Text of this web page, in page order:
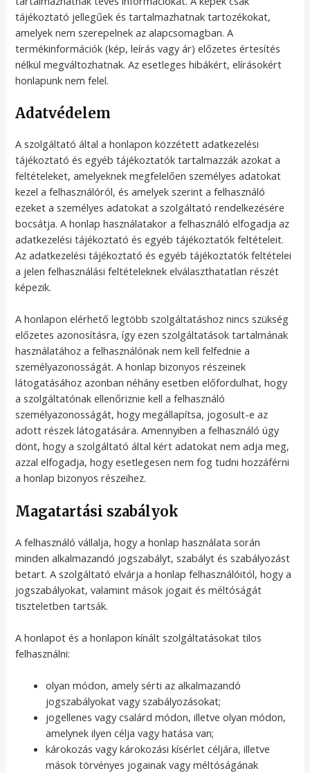
tájékoztató jellegűek és tartalmazhatnak tartozékokat,
amelyek nem szerepelnek az alapcsomagban. A
termékinformációk (kép, leírás vagy ár) előzetes értesítés
nélkül megváltozhatnak. Az esetleges hibákért, elírásokért
honlapunk nem felel.
Adatvédelem
A szolgáltató által a honlapon közzétett adatkezelési
tájékoztató és egyéb tájékoztatók tartalmazzák azokat a
feltételeket, amelyeknek megfelelően személyes adatokat
kezel a felhasználóról, és amelyek szerint a felhasználó
ezeket a személyes adatokat a szolgáltató rendelkezésére
bocsátja. A honlap használatakor a felhasználó elfogadja az
adatkezelési tájékoztató és egyéb tájékoztatók feltételeit.
Az adatkezelési tájékoztató és egyéb tájékoztatók feltételei
a jelen felhasználási feltételeknek elválaszthatatlan részét
képezik.
A honlapon elérhető legtöbb szolgáltatáshoz nincs szükség
előzetes azonosításra, így ezen szolgáltatások tartalmának
használatához a felhasználónak nem kell felfednie a
személyazonosságát. A honlap bizonyos részeinek
látogatásához azonban néhány esetben előfordulhat, hogy
a szolgáltatónak ellenőriznie kell a felhasználó
személyazonosságát, hogy megállapítsa, jogosult-e az
adott részek látogatására. Amennyiben a felhasználó úgy
dönt, hogy a szolgáltató által kért adatokat nem adja meg,
azzal elfogadja, hogy esetlegesen nem fog tudni hozzáférni
a honlap bizonyos részeihez.
Magatartási szabályok
A felhasználó vállalja, hogy a honlap használata során
minden alkalmazandó jogszabályt, szabályt és szabályozást
betart. A szolgáltató elvárja a honlap felhasználóitól, hogy a
jogszabályokat, valamint mások jogait és méltóságát
tiszteletben tartsák.
A honlapot és a honlapon kínált szolgáltatásokat tilos
felhasználni:
olyan módon, amely sérti az alkalmazandó
jogszabályokat vagy szabályozásokat;
jogellenes vagy csalárd módon, illetve olyan módon,
amelynek ilyen célja vagy hatása van;
károkozás vagy károkozási kísérlet céljára, illetve
mások törvényes jogainak vagy méltóságának